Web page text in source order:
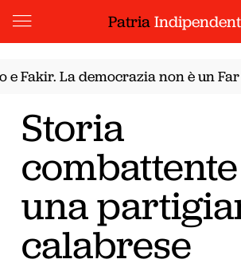
Patria
La democrazia non è un Far West•
Storia
una
calabrese